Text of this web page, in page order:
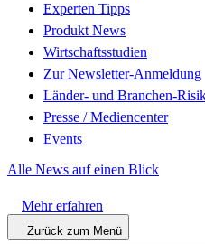
Experten Tipps
Produkt News
Wirtschaftsstudien
Zur Newsletter-Anmeldung
Länder- und Branchen-
Presse / Mediencenter
Events
Alle News auf einen Blick
Mehr erfahren
Zurück zum Menü